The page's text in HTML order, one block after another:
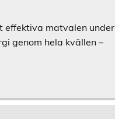
effektiva matvalen under
genom hela kvällen –